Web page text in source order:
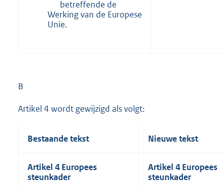
betreffende de
Werking van de Europese
Unie.
B
Artikel 4 wordt gewijzigd als volgt:
Bestaande tekst Nieuwe tekst
Artikel 4 Europees
steunkader
Artikel 4 Europees
steunkader